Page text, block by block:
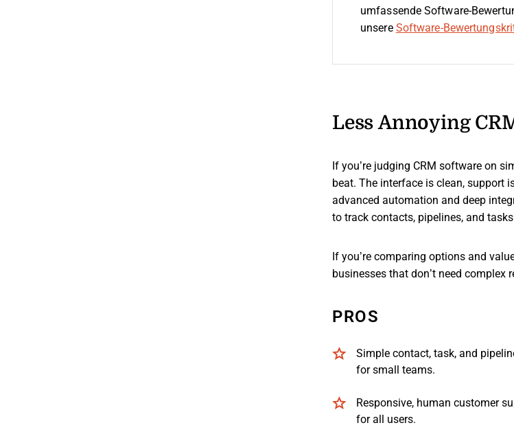
umfassende Software-
unsere Software-
Less Annoying
If you’re judging CRM software on
beat. The interface is clean, support
advanced automation and deep
to track contacts, pipelines, and
If you’re comparing options and
businesses that don’t need
PROS
Simple contact, task, and
for small teams.
Responsive, human customer
for all users.